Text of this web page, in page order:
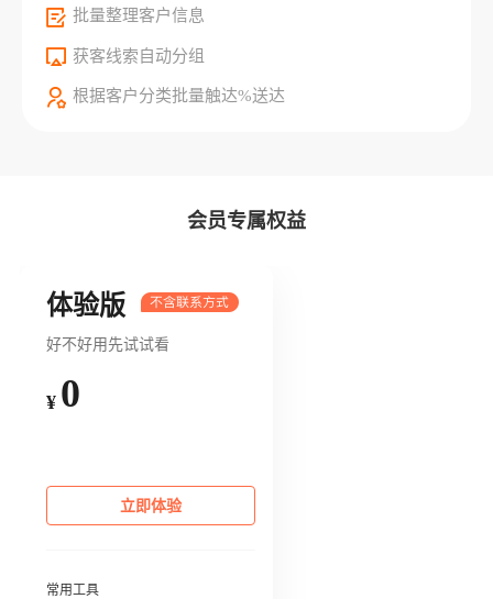
批量整理客户信息
获客线索自动分组
根据客户分类批量触达%送达
会员专属权益
体验版
好不好用先试试看
¥ 0
立即体验
常用工具